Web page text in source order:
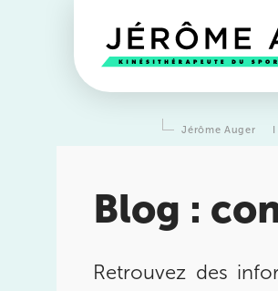
Jérôme Auger I
Blog :
Retrouvez des